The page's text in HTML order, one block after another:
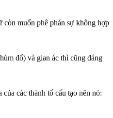
còn muốn phê phán sự không hợp
đổ) và gian ác thì cũng đáng
các thành tố cấu tạo nên nó: